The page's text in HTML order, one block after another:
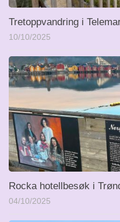
Tretoppvandring i
10/10/2025
Rocka hotellbesøk i
04/10/2025